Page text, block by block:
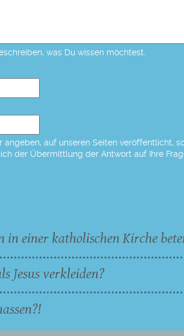
was Du wissen möchtest.
auf unseren Seiten veröffentlicht,
der Übermittlung der Antwort auf Ihre
in einer katholischen Kirche
Jesus verkleiden?